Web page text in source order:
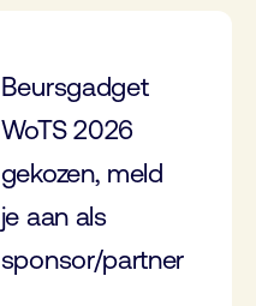
Beursgadget
WoTS 2026
gekozen, meld
je aan als
sponsor/partner